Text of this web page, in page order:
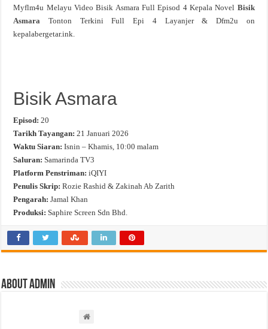
Tonton
Drama
Video
Myflm4u Melayu Video Bisik Asmara Full Episod 4 Kepala Novel Bisik
Asmara Tonton Terkini Full Epi 4 Layanjer & Dfm2u on
kepalabergetar.ink.
Bisik Asmara
Episod: 20
Tarikh Tayangan: 21 Januari 2026
Waktu Siaran: Isnin – Khamis, 10:00 malam
Saluran: Samarinda TV3
Platform Penstriman: iQIYI
Penulis Skrip: Rozie Rashid & Zakinah Ab Zarith
Pengarah: Jamal Khan
Produksi: Saphire Screen Sdn Bhd.
About admin